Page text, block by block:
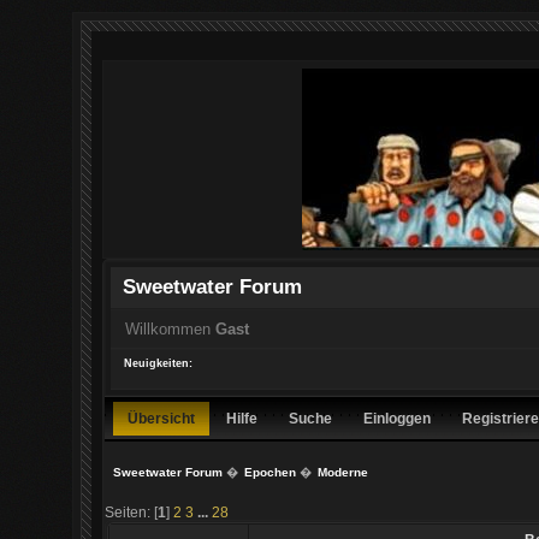
Sweetwater Forum
Willkommen Gast
Neuigkeiten:
Übersicht Hilfe Suche Einloggen
Sweetwater Forum� Epochen� Moderne
Seiten: [1]2 3 ...28